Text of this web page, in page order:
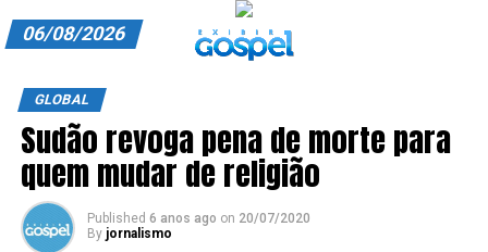
ANUNCIE CONOSCO
ASSINE
CARRINHO
06/08/2026
GLOBAL
Sudão revoga pena de morte para
quem mudar de religião
Published 6 anos ago on 20/07/2020
By jornalismo